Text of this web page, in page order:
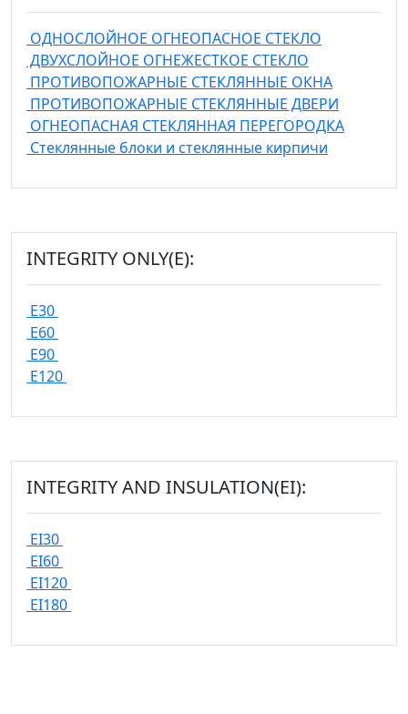
ОДНОСЛОЙНОЕ ОГНЕОПАСНОЕ СТЕКЛО
ДВУХСЛОЙНОЕ ОГНЕЖЕСТКОЕ СТЕКЛО
ПРОТИВОПОЖАРНЫЕ СТЕКЛЯННЫЕ ОКНА
ПРОТИВОПОЖАРНЫЕ СТЕКЛЯННЫЕ ДВЕРИ
ОГНЕОПАСНАЯ СТЕКЛЯННАЯ ПЕРЕГОРОДКА
Стеклянные блоки и стеклянные кирпичи
INTEGRITY ONLY(E):
E30
E60
E90
E120
INTEGRITY AND INSULATION(EI):
EI30
EI60
EI120
EI180